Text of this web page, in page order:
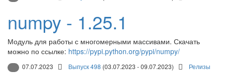
numpy - 1.25.1
Модуль для работы с многомерными массивами. Скачать
можно по ссылке: https://pypi.python.org/pypi/numpy/
07.07.2023 Выпуск 498 (03.07.2023 - 09.07.2023) Релизы